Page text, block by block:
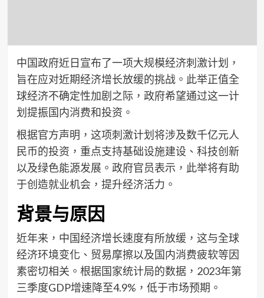
中国政府近日宣布了一项大规模经济刺激计划，
旨在应对近期经济增长放缓的挑战。此举正值全
球经济不确定性加剧之际，政府希望通过这一计
划提振国内消费和投资。
根据官方声明，这项刺激计划将涉及数千亿元人
民币的投资，重点支持基础设施建设、科技创新
以及绿色能源发展。政府官员表示，此举将有助
于创造就业机会，提升经济活力。
背景与原因
近年来，中国经济增长速度有所放缓，这与全球
经济环境变化、贸易摩擦以及国内消费疲软等因
素密切相关。根据国家统计局的数据，2023年第
三季度GDP增速降至4.9%，低于市场预期。